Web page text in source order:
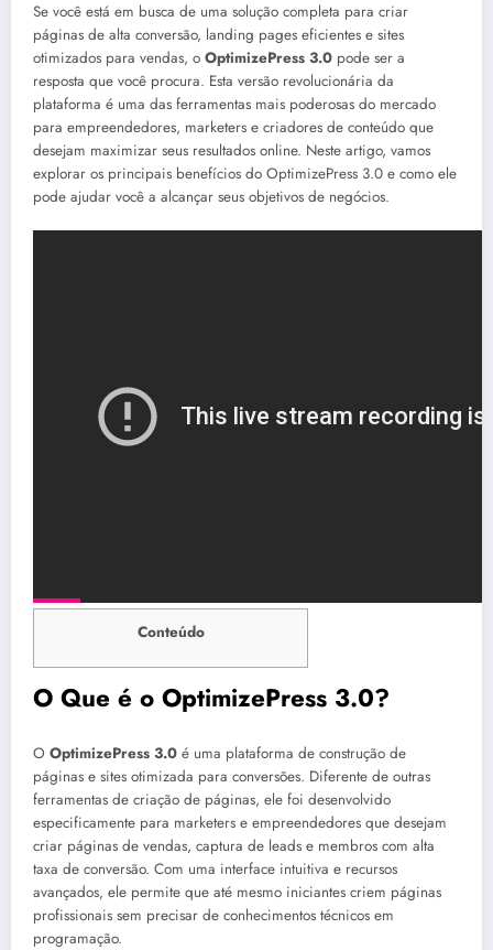
Se você está em busca de uma solução completa para criar
páginas de alta conversão, landing pages eficientes e sites
otimizados para vendas, o OptimizePress 3.0 pode ser a
resposta que você procura. Esta versão revolucionária da
plataforma é uma das ferramentas mais poderosas do mercado
para empreendedores, marketers e criadores de conteúdo que
desejam maximizar seus resultados online. Neste artigo, vamos
explorar os principais benefícios do OptimizePress 3.0 e como ele
pode ajudar você a alcançar seus objetivos de negócios.
Conteúdo
O Que é o OptimizePress 3.0?
O OptimizePress 3.0 é uma plataforma de construção de
páginas e sites otimizada para conversões. Diferente de outras
ferramentas de criação de páginas, ele foi desenvolvido
especificamente para marketers e empreendedores que desejam
criar páginas de vendas, captura de leads e membros com alta
taxa de conversão. Com uma interface intuitiva e recursos
avançados, ele permite que até mesmo iniciantes criem páginas
profissionais sem precisar de conhecimentos técnicos em
programação.